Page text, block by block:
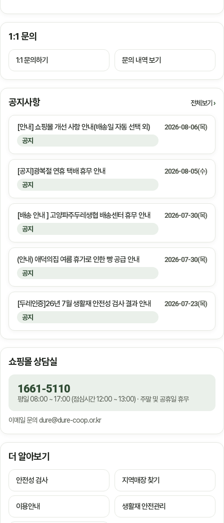
1:1 문의
1:1 문의하기 문의 내역 보기
공지사항 전체보기
공지
[안내] 쇼핑몰 개선 사항 안내(배송일 자동 선택 외) 2026-08-06(목)
공지
[공지]광복절 연휴 택배 휴무 안내 2026-08-05(수)
공지
[배송 안내 ] 고양파주두레생협 배송센터 휴무 안내 2026-07-30(목)
공지
(안내) 애덕의집 여름 휴가로 인한 빵 공급 안내 2026-07-30(목)
공지
[두레인증]26년 7월 생활재 안전성 검사 결과 안내 2026-07-23(목)
쇼핑몰 상담실
1661-5110
평일 08:00 ~ 17:00 (점심시간 12:00 ~ 13:00) · 주말 및 공휴일 휴무
이메일 문의 dure@dure-coop.or.kr
더 알아보기
안전성 검사 지역매장 찾기
이용안내 생활재 안전관리